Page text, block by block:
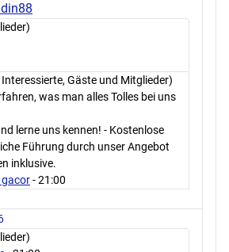
Gäste und Mitglieder)
was man alles Tolles bei uns
lerne uns kennen! - Kostenlose
Führung durch unser Angebot
inklusive.
- 21:00